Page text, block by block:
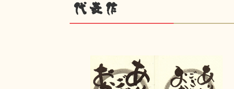
代表作